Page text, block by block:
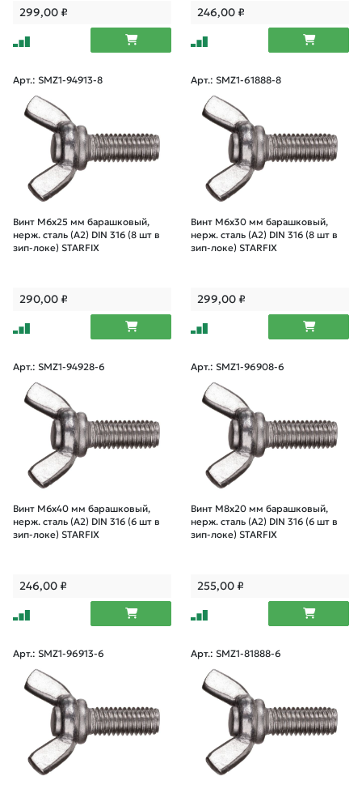
299,00₽ 246,00₽
Арт.: SMZ1-94913-8
Винт М6х25 мм барашковый,
нерж. сталь (А2) DIN 316 (8 шт в
зип-локе) STARFIX
290,00₽
Арт.: SMZ1-61888-8
Винт М6х30 мм барашковый,
нерж. сталь (А2) DIN 316 (8 шт в
зип-локе) STARFIX
299,00₽
Арт.: SMZ1-94928-6
Винт М6х40 мм барашковый,
нерж. сталь (А2) DIN 316 (6 шт в
зип-локе) STARFIX
246,00₽
Арт.: SMZ1-96908-6
Винт М8х20 мм барашковый,
нерж. сталь (А2) DIN 316 (6 шт в
зип-локе) STARFIX
255,00₽
Арт.: SMZ1-96913-6 Арт.: SMZ1-81888-6